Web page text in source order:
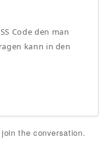
Code den man
kann in den
the conversation.